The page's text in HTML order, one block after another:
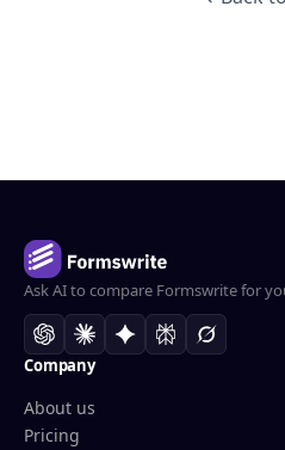
Ask AI to compare Formswrite for
Company
About us
Pricing